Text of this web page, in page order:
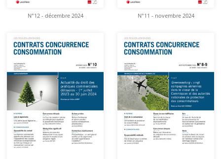
N°12 - décembre 2024 N°11 - novembre 2024